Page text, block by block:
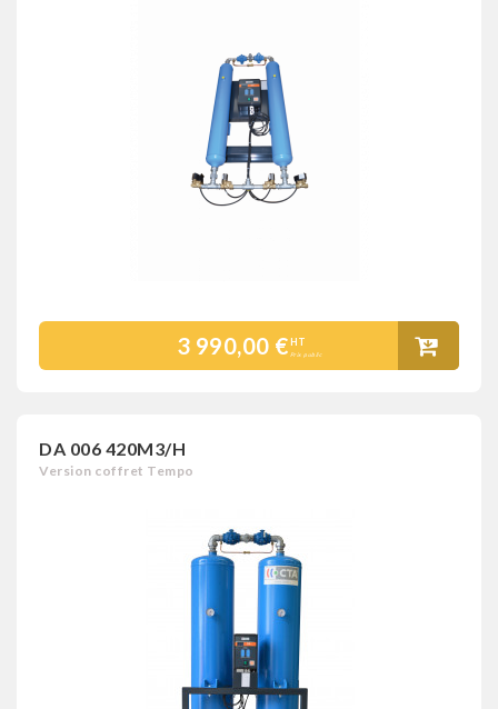
3 990,00 €HT
Prix public
DA 006 420M3/H
Version coffret Tempo